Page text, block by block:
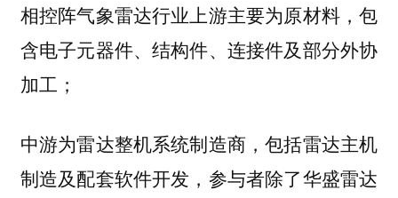
相控阵气象雷达行业上游主要为原材料，包
含电子元器件、结构件、连接件及部分外协
加工；
中游为雷达整机系统制造商，包括雷达主机
制造及配套软件开发，参与者除了华盛雷达